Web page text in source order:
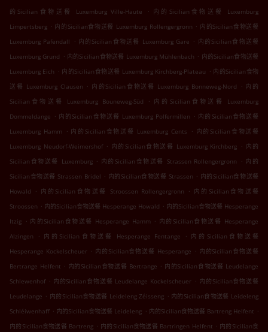
的Sicilian食物送餐 Luxemburg Ville-Haute
. 内的Sicilian食物送餐 Luxemburg
Limpertsberg . 内的Sicilian食物送餐 Luxemburg Rollengergronn . 内的Sicilian食物送餐
Luxemburg Pafendall
. 内的Sicilian食物送餐 Luxemburg Gare . 内的Sicilian食物送餐
Luxemburg Grund . 内的Sicilian食物送餐 Luxemburg Mühlenbach . 内的Sicilian食物送餐
Luxemburg Eich . 内的Sicilian食物送餐 Luxemburg Kirchberg-Plateau . 内的Sicilian食物
送餐 Luxemburg Clausen . 内的Sicilian食物送餐 Luxemburg Bonneweg-Nord . 内的
Sicilian食物送餐 Luxemburg Bouneweg-Süd
. 内的Sicilian食物送餐 Luxemburg
Dommeldange . 内的Sicilian食物送餐 Luxemburg Polfermillen . 内的Sicilian食物送餐
Luxemburg Hamm
. 内的Sicilian食物送餐 Luxemburg Cents . 内的Sicilian食物送餐
Luxemburg Neudorf-Weimershof . 内的Sicilian食物送餐 Luxemburg Kirchberg . 内的
Sicilian食物送餐 Luxemburg . 内的Sicilian食物送餐 Strassen Rollengergronn . 内的
Sicilian食物送餐 Strassen Bridel . 内的Sicilian食物送餐 Strassen . 内的Sicilian食物送餐
Howald
. 内的Sicilian食物送餐 Stroossen Rollengergronn . 内的Sicilian食物送餐
Stroossen . 内的Sicilian食物送餐 Hesperange Howald . 内的Sicilian食物送餐 Hesperange
Itzig . 内的Sicilian食物送餐 Hesperange Hamm . 内的Sicilian食物送餐 Hesperange
Alzingen
. 内的Sicilian食物送餐 Hesperange Fentange . 内的Sicilian食物送餐
Hesperange Kockelscheuer . 内的Sicilian食物送餐 Hesperange . 内的Sicilian食物送餐
Bertrange Helfent . 内的Sicilian食物送餐 Bertrange . 内的Sicilian食物送餐 Leudelange
Schlewenhof . 内的Sicilian食物送餐 Leudelange Kockelscheuer . 内的Sicilian食物送餐
Leudelange . 内的Sicilian食物送餐 Leideleng Zéisseng . 内的Sicilian食物送餐 Leideleng
Schléiwenhaff . 内的Sicilian食物送餐 Leideleng . 内的Sicilian食物送餐 Bartreng Helfent .
内的Sicilian食物送餐 Bartreng . 内的Sicilian食物送餐 Bartringen Helfent . 内的Sicilian食